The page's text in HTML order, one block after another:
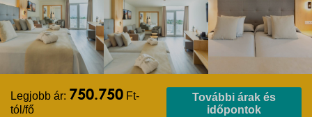
Legjobb ár: 750.750 Ft-
tól/fő
További árak és
időpontok